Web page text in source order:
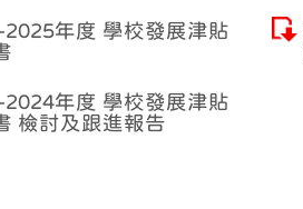
年度 學校發展津貼
年度 學校發展津貼
檢討及跟進報告